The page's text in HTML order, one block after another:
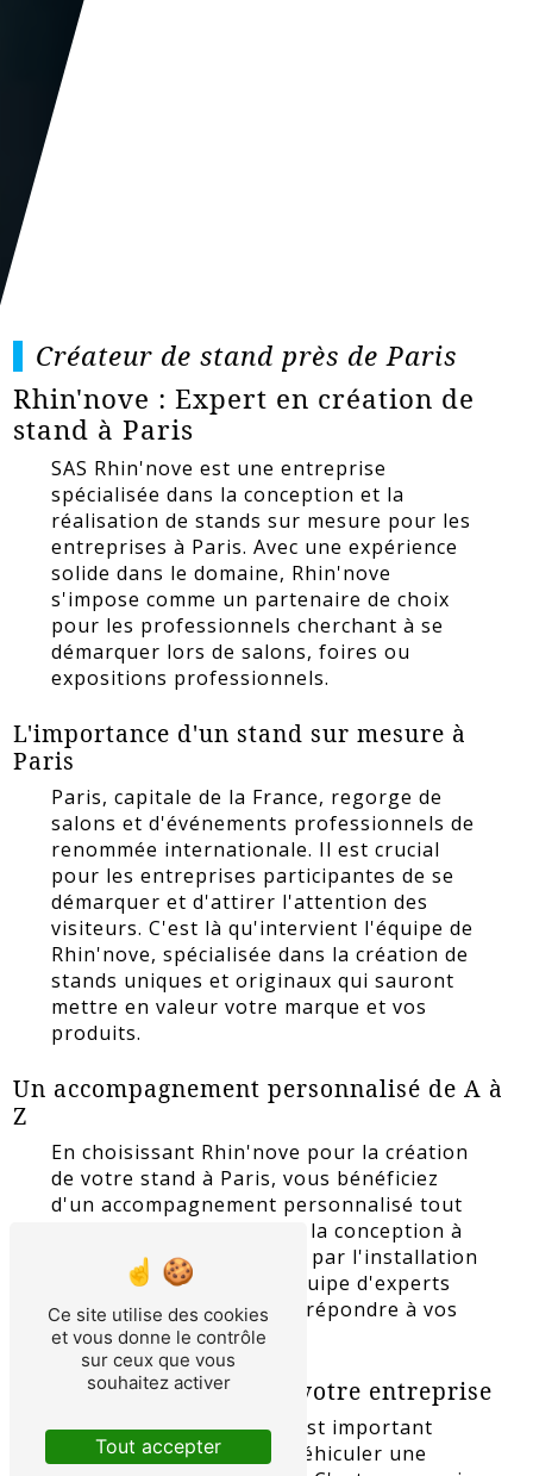
Créateur de stand près de Paris
Rhin'nove : Expert en création de
stand à Paris
SAS Rhin'nove est une entreprise
spécialisée dans la conception et la
réalisation de stands sur mesure pour les
entreprises à Paris. Avec une expérience
solide dans le domaine, Rhin'nove
s'impose comme un partenaire de choix
pour les professionnels cherchant à se
démarquer lors de salons, foires ou
expositions professionnels.
L'importance d'un stand sur mesure à
Paris
Paris, capitale de la France, regorge de
salons et d'événements professionnels de
renommée internationale. Il est crucial
pour les entreprises participantes de se
démarquer et d'attirer l'attention des
visiteurs. C'est là qu'intervient l'équipe de
Rhin'nove, spécialisée dans la création de
stands uniques et originaux qui sauront
mettre en valeur votre marque et vos
produits.
Un accompagnement personnalisé de A à
Z
En choisissant Rhin'nove pour la création
de votre stand à Paris, vous bénéficiez
d'un accompagnement personnalisé tout
au long du processus. De la conception à
la réalisation, en passant par l'installation
et la décoration, notre équipe d'experts
met tout en oeuvre pour répondre à vos
besoins et vos attentes.
Des stands à l'image de votre entreprise
Nous savons combien il est important
pour une entreprise de véhiculer une
Ce site utilise des cookies
et vous donne le contrôle
sur ceux que vous
souhaitez activer
Tout accepter